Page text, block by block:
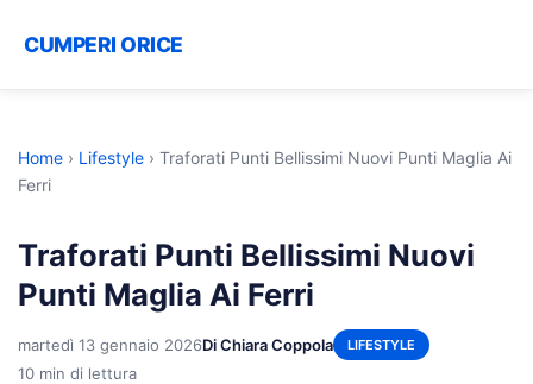
CUMPERI ORICE
Home › Lifestyle › Traforati Punti Bellissimi Nuovi Punti Maglia Ai
Ferri
Traforati Punti Bellissimi Nuovi
Punti Maglia Ai Ferri
martedì 13 gennaio 2026Di Chiara Coppola LIFESTYLE
10 min di lettura